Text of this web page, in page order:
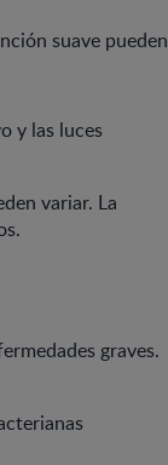
suave pueden
y las luces
variar. La
graves.